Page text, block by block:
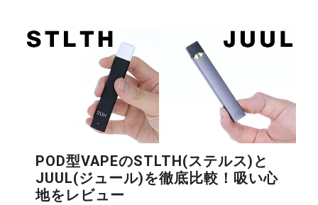
ニコチンソルト POD型VAPE
アメリカ・カナダ製 日本製（フレーバー）
POD型VAPEのSTLTH(ステルス)と
JUUL(ジュール)を徹底比較！吸い心
地をレビュー